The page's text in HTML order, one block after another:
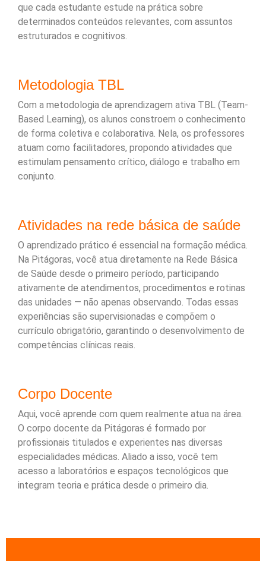
que cada estudante estude na prática sobre
determinados conteúdos relevantes, com assuntos
estruturados e cognitivos.
Metodologia TBL
Com a metodologia de aprendizagem ativa TBL (Team-
Based Learning), os alunos constroem o conhecimento
de forma coletiva e colaborativa. Nela, os professores
atuam como facilitadores, propondo atividades que
estimulam pensamento crítico, diálogo e trabalho em
conjunto.
Atividades na rede básica de saúde
O aprendizado prático é essencial na formação médica.
Na Pitágoras, você atua diretamente na Rede Básica
de Saúde desde o primeiro período, participando
ativamente de atendimentos, procedimentos e rotinas
das unidades — não apenas observando. Todas essas
experiências são supervisionadas e compõem o
currículo obrigatório, garantindo o desenvolvimento de
competências clínicas reais.
Corpo Docente
Aqui, você aprende com quem realmente atua na área.
O corpo docente da Pitágoras é formado por
profissionais titulados e experientes nas diversas
especialidades médicas. Aliado a isso, você tem
acesso a laboratórios e espaços tecnológicos que
integram teoria e prática desde o primeiro dia.